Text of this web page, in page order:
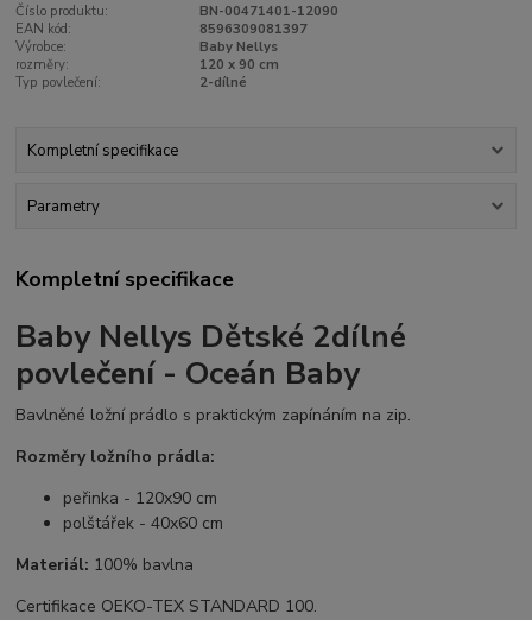
Číslo produktu:
BN-00471401-12090
EAN kód:
8596309081397
Výrobce:
Baby Nellys
rozměry:
120 x 90 cm
Typ povlečení:
2-dílné
Kompletní specifikace
Parametry
Kompletní specifikace
Baby Nellys Dětské 2dílné
povlečení - Oceán Baby
Bavlněné ložní prádlo s praktickým zapínáním na zip.
Rozměry ložního prádla:
peřinka - 120x90 cm
polštářek - 40x60 cm
Materiál: 100% bavlna
Certifikace OEKO-TEX STANDARD 100.